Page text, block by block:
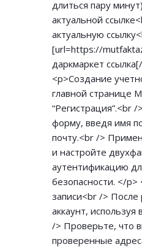
длиться пару
актуальной
актуальную
[url=https://
даркмаркет
<p>Создание
главной странице
“Регистрация”.<br
форму, введя имя
почту.<br />
и настройте
аутентификацию
безопасности. </p>
записи<br /> После
аккаунт,
/> Проверьте, что
проверенные